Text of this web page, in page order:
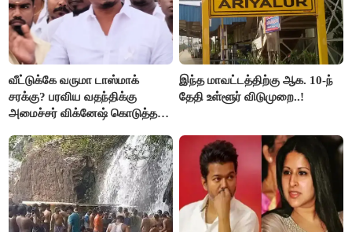
வீட்டுக்கே வருமா டாஸ்மாக்
சரக்கு? பரவிய வதந்திக்கு
அமைச்சர் விக்னேஷ் கொடுத்த
இந்த மாவட்டத்திற்கு ஆக. 10-ந்
தேதி உள்ளூர் விடுமுறை..!